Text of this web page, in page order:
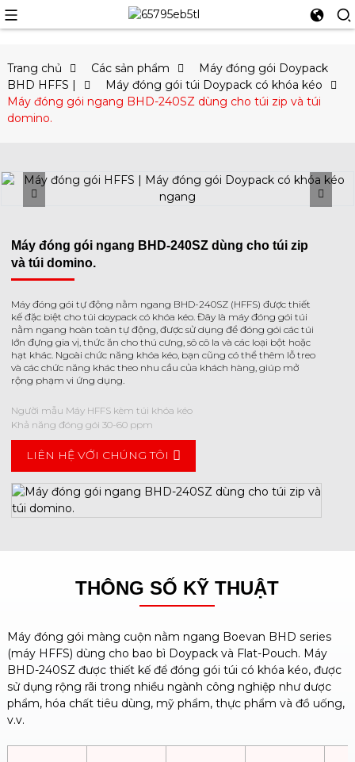
Trang chủ Các sản phẩm
Máy đóng gói Doypack
BHD HFFS |
Máy đóng gói túi Doypack có khóa kéo
Máy đóng gói ngang BHD-240SZ dùng cho túi zip và túi
domino.
Máy đóng gói ngang BHD-240SZ dùng cho túi zip
và túi domino.
Máy đóng gói tự động nằm ngang BHD-240SZ (HFFS) được thiết
kế đặc biệt cho túi doypack có khóa kéo. Đây là máy đóng gói túi
nằm ngang hoàn toàn tự động, được sử dụng để đóng gói các túi
lớn đựng gia vị, thức ăn cho thú cưng, sô cô la và các loại bột hoặc
hạt khác. Ngoài chức năng khóa kéo, bạn cũng có thể thêm lỗ treo
và các chức năng khác theo nhu cầu của khách hàng, giúp mở
rộng phạm vi ứng dụng.
Người mẫu Máy HFFS kèm túi khóa kéo
Khả năng đóng gói 30-60 ppm
LIÊN HỆ VỚI CHÚNG TÔI
THÔNG SỐ KỸ THUẬT
Máy đóng gói màng cuộn nằm ngang Boevan BHD series
(máy HFFS) dùng cho bao bì Doypack và Flat-Pouch. Máy
BHD-240SZ được thiết kế để đóng gói túi có khóa kéo, được
sử dụng rộng rãi trong nhiều ngành công nghiệp như dược
phẩm, hóa chất tiêu dùng, mỹ phẩm, thực phẩm và đồ uống,
v.v.